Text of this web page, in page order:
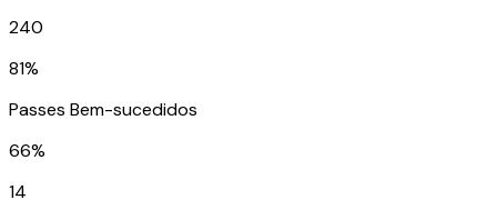
240
81%
Passes Bem-sucedidos
66%
14